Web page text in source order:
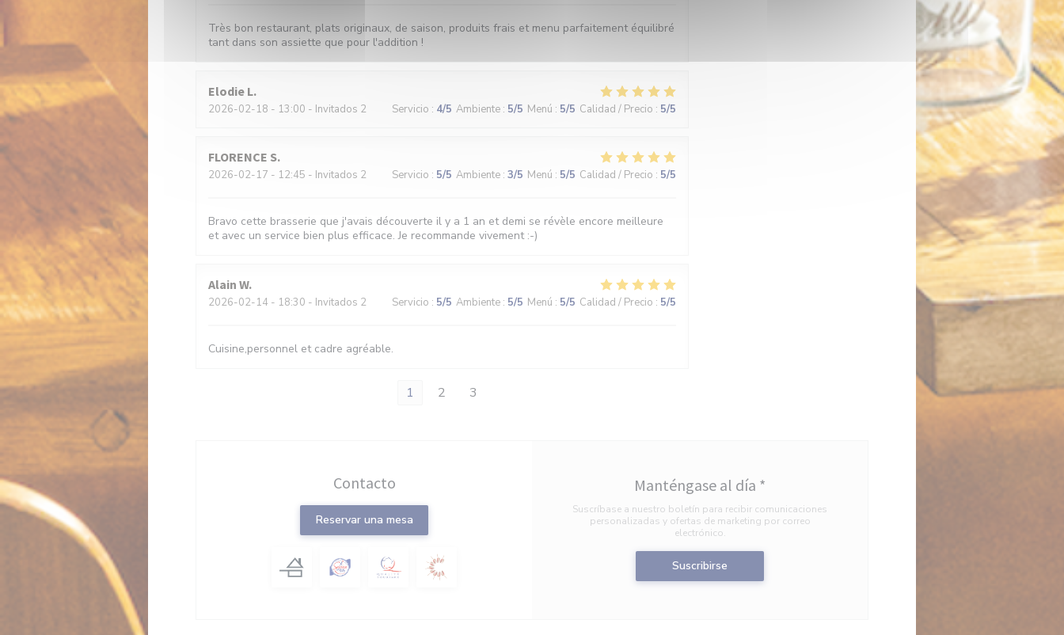
Très bon restaurant, plats originaux, de saison, produits frais et menu parfaitement équilibré
tant dans son assiette que pour l'addition !
Elodie L
2026-02-18 - 13:00 - Invitados 2 Servicio : 4/5 Ambiente: 5/5 Menú : 5/5 Calidad / Precio : 5/5
FLORENCE S
2026-02-17 - 12:45 - Invitados 2 Servicio : 5/5 Ambiente: 3/5 Menú : 5/5 Calidad / Precio : 5/5
Bravo cette brasserie que j'avais découverte il y a 1 an et demi se révèle encore meilleure
et avec un service bien plus efficace. Je recommande vivement :-)
Alain W
2026-02-14 - 18:30 - Invitados 2 Servicio : 5/5 Ambiente: 5/5 Menú : 5/5 Calidad / Precio : 5/5
Cuisine,personnel et cadre agréable.
1 2 3
Contacto
Reservar una mesa
Manténgase al día *
Suscríbase a nuestro boletín para recibir comunicaciones
personalizadas y ofertas de marketing por correo
electrónico.
Suscribirse